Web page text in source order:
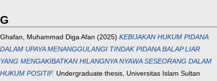
G
Ghafan, Muhammad Diga Afan (2025) KEBIJAKAN HUKUM PIDANA
DALAM UPAYA MENANGGULANGI TINDAK PIDANA BALAP LIAR
YANG MENGAKIBATKAN HILANGNYA NYAWA SESEORANG DALAM
HUKUM POSITIF. Undergraduate thesis, Universitas Islam Sultan